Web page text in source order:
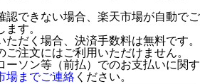
認できない場合、楽天市場が自動でご
す。
だく場合、決済手数料は無料です。
注文にはご利用いただけません。
ソン等（前払）でのお支払いに関す
場までご連絡 ください。